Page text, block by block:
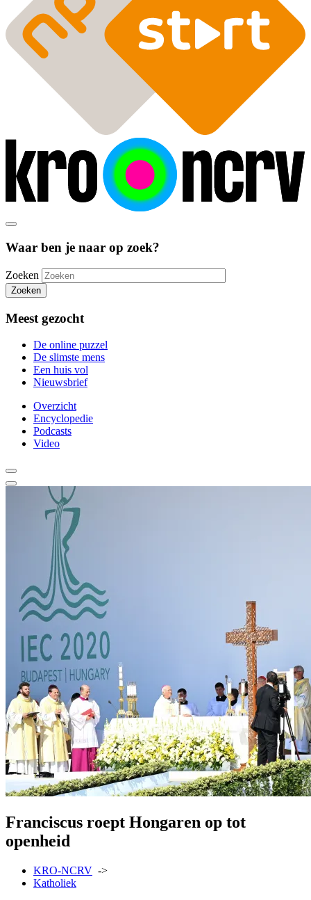
Waar ben je naar op zoek?
Zoeken
Zoeken
Meest gezocht
De online puzzel
De slimste mens
Een huis vol
Nieuwsbrief
Overzicht
Encyclopedie
Podcasts
Video
Franciscus roept Hongaren op tot
openheid
KRO-NCRV ->
Katholiek